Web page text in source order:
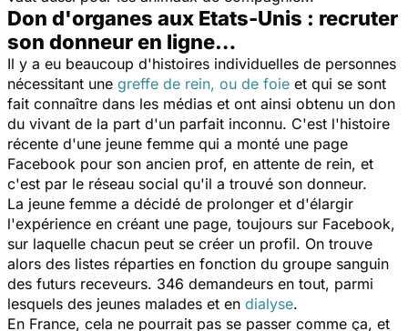
Don d'organes aux Etats-Unis : recruter
son donneur en ligne…
Il y a eu beaucoup d'histoires individuelles de personnes
nécessitant une greffe de rein, ou de foie et qui se sont
fait connaître dans les médias et ont ainsi obtenu un don
du vivant de la part d'un parfait inconnu. C'est l'histoire
récente d'une jeune femme qui a monté une page
Facebook pour son ancien prof, en attente de rein, et
c'est par le réseau social qu'il a trouvé son donneur.
La jeune femme a décidé de prolonger et d'élargir
l'expérience en créant une page, toujours sur Facebook,
sur laquelle chacun peut se créer un profil. On trouve
alors des listes réparties en fonction du groupe sanguin
des futurs receveurs. 346 demandeurs en tout, parmi
lesquels des jeunes malades et en dialyse.
En France, cela ne pourrait pas se passer comme ça, et